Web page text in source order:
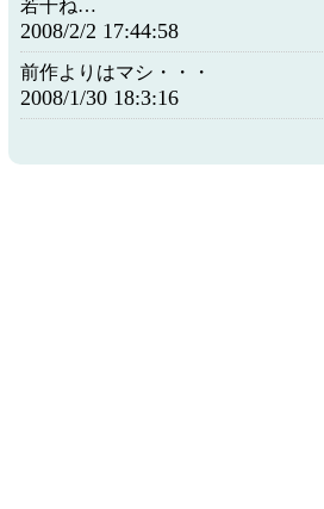
若干ね…
2008/2/2 17:44:58
前作よりはマシ・・・
2008/1/30 18:3:16